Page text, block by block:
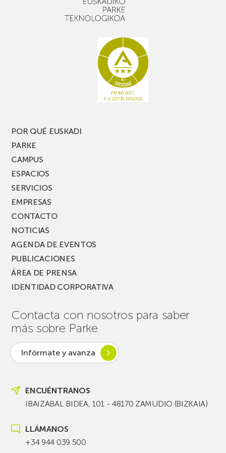
PARKEA
MUSIK
POR QUÉ EUSKADI
PARKE
CAMPUS
ESPACIOS
SERVICIOS
EMPRESAS
CONTACTO
NOTICIAS
AGENDA DE EVENTOS
PUBLICACIONES
ÁREA DE PRENSA
IDENTIDAD CORPORATIVA
Contacta con nosotros para saber
más sobre Parke
Infórmate y avanza
ENCUÉNTRANOS
IBAIZABAL BIDEA, 101 - 48170 ZAMUDIO (BIZKAIA)
LLÁMANOS
+34 944 039 500